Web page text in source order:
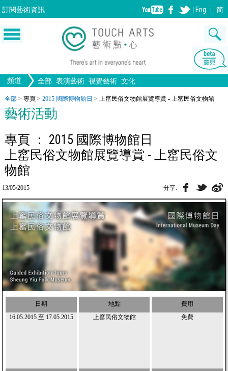
訂閱藝術資訊 Eng 简
頻道 全部 表演藝術 視覺藝術 文化
音樂 舞蹈
戲劇
歌劇/音樂劇
繪畫 畫圖 版畫
設計
手工藝
生活 文物 全部文化
全部 > 專頁 > 2015 國際博物館日 > 上窰民俗文物館展覽導賞 - 上窰民俗文物館
藝術活動
專頁 ： 2015 國際博物館日
上窰民俗文物館展覽導賞 - 上窰民俗文
物館
13/05/2015 分享:
日期
16.05.2015至 17.05.2015
地點
上窰民俗文物館
費用
免費